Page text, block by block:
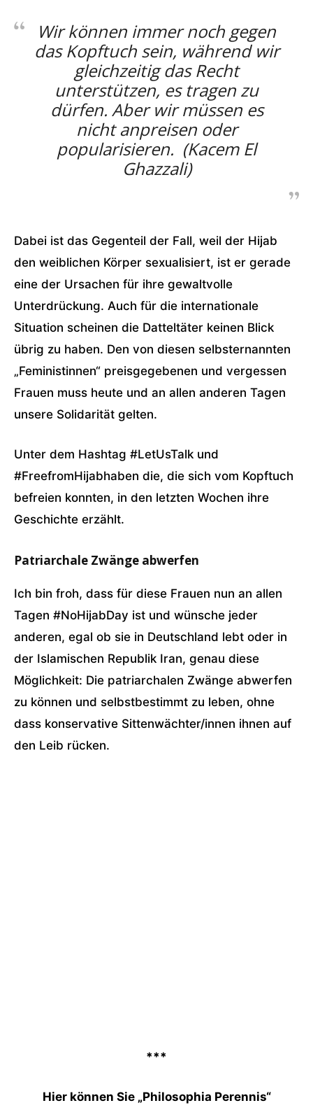
Wir können immer noch gegen
das Kopftuch sein, während wir
gleichzeitig das Recht
unterstützen, es tragen zu
dürfen. Aber wir müssen es
nicht anpreisen oder
popularisieren. (Kacem El
Ghazzali)
Dabei ist das Gegenteil der Fall, weil der Hijab
den weiblichen Körper sexualisiert, ist er gerade
eine der Ursachen für ihre gewaltvolle
Unterdrückung. Auch für die internationale
Situation scheinen die Datteltäter keinen Blick
übrig zu haben. Den von diesen selbsternannten
„Feministinnen“ preisgegebenen und vergessen
Frauen muss heute und an allen anderen Tagen
unsere Solidarität gelten.
Unter dem Hashtag #LetUsTalk und
#FreefromHijabhaben die, die sich vom Kopftuch
befreien konnten, in den letzten Wochen ihre
Geschichte erzählt.
Patriarchale Zwänge abwerfen
Ich bin froh, dass für diese Frauen nun an allen
Tagen #NoHijabDay ist und wünsche jeder
anderen, egal ob sie in Deutschland lebt oder in
der Islamischen Republik Iran, genau diese
Möglichkeit: Die patriarchalen Zwänge abwerfen
zu können und selbstbestimmt zu leben, ohne
dass konservative Sittenwächter/innen ihnen auf
den Leib rücken.
***
Hier können Sie „Philosophia Perennis“